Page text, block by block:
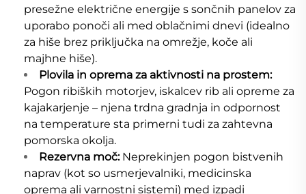
presežne električne energije s sončnih panelov za
uporabo ponoči ali med oblačnimi dnevi (idealno
za hiše brez priključka na omrežje, koče ali
majhne hiše).
Plovila in oprema za aktivnosti na prostem:
Pogon ribiških motorjev, iskalcev rib ali opreme za
kajakarjenje – njena trdna gradnja in odpornost
na temperature sta primerni tudi za zahtevna
pomorska okolja.
Rezervna moč: Neprekinjen pogon bistvenih
naprav (kot so usmerjevalniki, medicinska
oprema ali varnostni sistemi) med izpadi